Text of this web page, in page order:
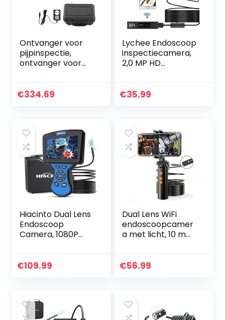
Ontvanger voor
pijpinspectie,
ontvanger voor
100-240 V Hoge
€334.69
Lychee Endoscoop
inspectiecamera,
2,0 MP HD
WiFi endoscoop,
€35.99
Hiacinto Dual Lens
Endoscoop
Camera, 1080P
met 5mm Ultra
€109.99
Dual Lens WiFi
endoscoopcamer
a met licht, 10 m
inspectiecamera
€56.99